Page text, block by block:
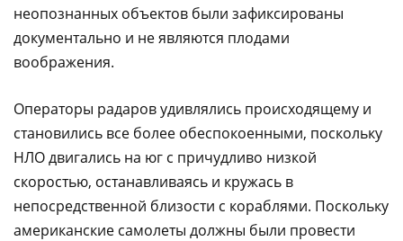
неопознанных объектов были зафиксированы
документально и не являются плодами
воображения.
Операторы радаров удивлялись происходящему и
становились все более обеспокоенными, поскольку
НЛО двигались на юг с причудливо низкой
скоростью, останавливаясь и кружась в
непосредственной близости с кораблями. Поскольку
американские самолеты должны были провести